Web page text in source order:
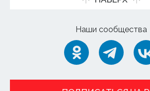
Наши сообщества